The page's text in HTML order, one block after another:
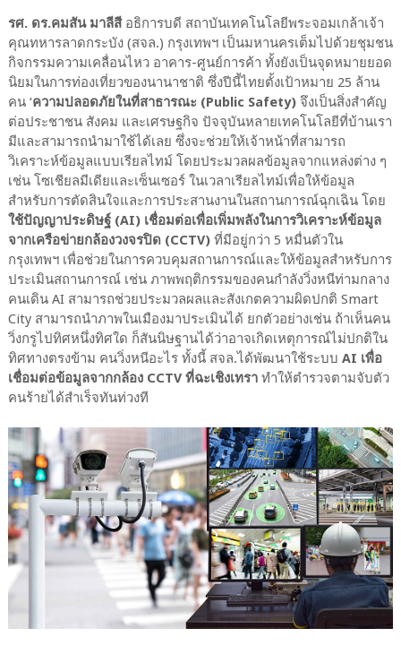
รศ. ดร.คมสัน มาลีสีอธิการบดี สถาบันเทคโนโลยีพระจอมเกล้าเจ้า
คุณทหารลาดกระบัง (สจล.) กรุงเทพฯ เป็นมหานครเต็มไปด้วยชุมชน
กิจกรรมความเคลื่อนไหว อาคาร-ศูนย์การค้า ทั้งยังเป็นจุดหมายยอด
นิยมในการท่องเที่ยวของนานาชาติ ซึ่งปีนี้ไทยตั้งเป้าหมาย 25 ล้าน
คน ‘ความปลอดภัยในที่สาธารณะ (Public Safety) จึงเป็นสิ่งสำคัญ
ต่อประชาชน สังคม และเศรษฐกิจ ปัจจุบันหลายเทคโนโลยีที่บ้านเรา
มีและสามารถนำมาใช้ได้เลย ซึ่งจะช่วยให้เจ้าหน้าที่สามารถ
วิเคราะห์ข้อมูลแบบเรียลไทม์ โดยประมวลผลข้อมูลจากแหล่งต่าง ๆ
เช่น โซเชียลมีเดียและเซ็นเซอร์ ในเวลาเรียลไทม์เพื่อให้ข้อมูล
สำหรับการตัดสินใจและการประสานงานในสถานการณ์ฉุกเฉิน โดย
ใช้ปัญญาประดิษฐ์ (AI) เชื่อมต่อเพื่อเพิ่มพลังในการวิเคราะห์ข้อมูล
จากเครือข่ายกล้องวงจรปิด (CCTV)ที่มีอยู่กว่า 5 หมื่นตัวใน
กรุงเทพฯ เพื่อช่วยในการควบคุมสถานการณ์และให้ข้อมูลสำหรับการ
ประเมินสถานการณ์ เช่น ภาพพฤติกรรมของคนกำลังวิ่งหนีท่ามกลาง
คนเดิน AI สามารถช่วยประมวลผลและสังเกตความผิดปกติ Smart
City สามารถนำภาพในเมืองมาประเมินได้ ยกตัวอย่างเช่น ถ้าเห็นคน
วิ่งกรูไปทิศหนึ่งทิศใด ก็สันนิษฐานได้ว่าอาจเกิดเหตุการณ์ไม่ปกติใน
ทิศทางตรงข้าม คนวิ่งหนีอะไร ทั้งนี้ สจล.ได้พัฒนาใช้ระบบ AI เพื่อ
เชื่อมต่อข้อมูลจากกล้อง CCTV ที่ฉะเชิงเทราทำให้ตำรวจตามจับตัว
คนร้ายได้สำเร็จทันท่วงที